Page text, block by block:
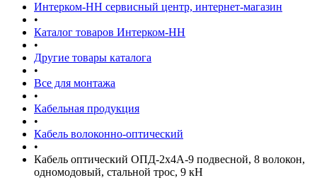
Интерком-НН сервисный центр, интернет-магазин
•
Каталог товаров Интерком-НН
•
Другие товары каталога
•
Все для монтажа
•
Кабельная продукция
•
Кабель волоконно-оптический
•
Кабель оптический ОПД-2х4А-9 подвесной, 8 волокон,
одномодовый, стальной трос, 9 кН